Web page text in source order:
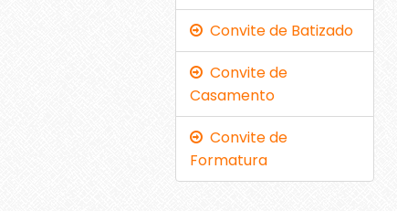
Convite de Batizado
Convite de
Casamento
Convite de
Formatura